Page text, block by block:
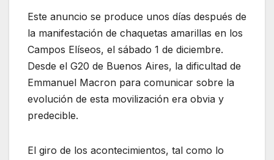
Este anuncio se produce unos días después de
la manifestación de chaquetas amarillas en los
Campos Elíseos, el sábado 1 de diciembre.
Desde el G20 de Buenos Aires, la dificultad de
Emmanuel Macron para comunicar sobre la
evolución de esta movilización era obvia y
predecible.
El giro de los acontecimientos, tal como lo